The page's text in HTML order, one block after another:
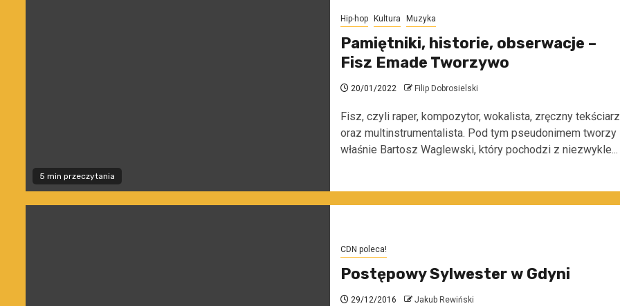
5 min przeczytania
Hip-hop Kultura Muzyka
Pamiętniki, historie, obserwacje –
Fisz Emade Tworzywo
20/01/2022 Filip Dobrosielski
Fisz, czyli raper, kompozytor, wokalista, zręczny tekściarz
oraz multinstrumentalista. Pod tym pseudonimem tworzy
właśnie Bartosz Waglewski, który pochodzi z niezwykle...
CDN poleca!
Postępowy Sylwester w Gdyni
29/12/2016 Jakub Rewiński